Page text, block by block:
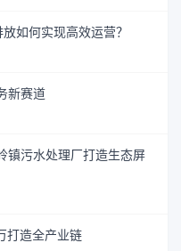
如何实现高效运营？
新赛道
镇污水处理厂打造生态屏
打造全产业链